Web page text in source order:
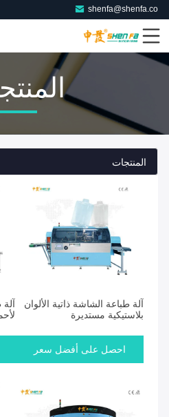
shenfa@shenfa.co
المنتجات
آلة طباعة الشاشة ذاتية الألوان
بلاستيكية مستديرة
احصل على أفضل سعر